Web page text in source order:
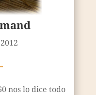
nos lo dice todo